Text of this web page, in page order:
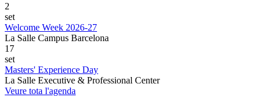
2
set
Welcome Week 2026-27
La Salle Campus Barcelona
17
set
Masters' Experience Day
La Salle Executive & Professional Center
Veure tota l'agenda